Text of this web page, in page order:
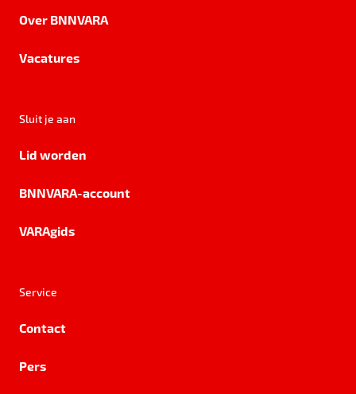
Over BNNVARA
Vacatures
Sluit je aan
Lid worden
BNNVARA-account
VARAgids
Service
Contact
Pers